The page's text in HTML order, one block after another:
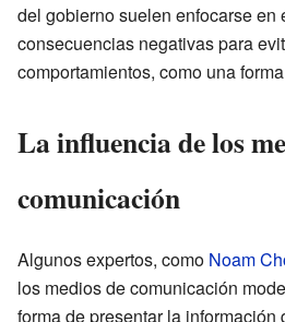
del gobierno suelen enfocarse en
consecuencias negativas para
comportamientos, como una
La influencia de los
comunicación
Algunos expertos, como Noam
los medios de comunicación
forma de presentar la información